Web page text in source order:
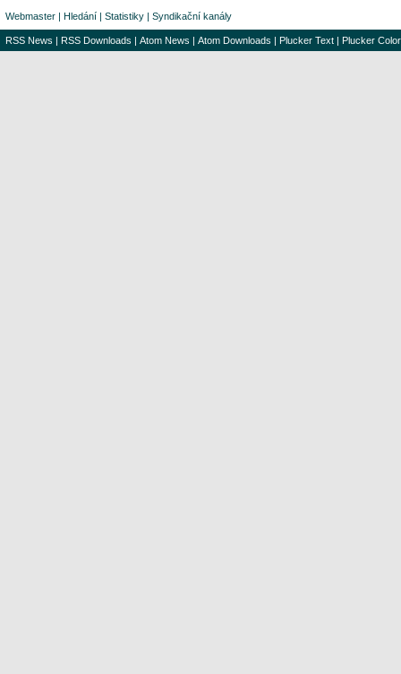
Webmaster | Hledání | Statistiky | Syndikační kanály
RSS News | RSS Downloads | Atom News | Atom Downloads | Plucker Text | Plucker Color